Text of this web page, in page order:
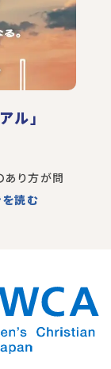
ル」
あり方が問
読む